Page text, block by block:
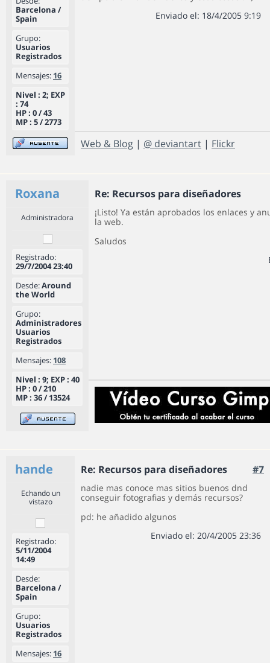
Barcelona /
Spain
Grupo:
Usuarios
Registrados
Mensajes: 16
Nivel : 2; EXP
: 74
HP : 0 / 43
MP : 5 / 2773
Enviado el: 18/4/2005 9:19
Web & Blog | @ deviantart | Flickr
Roxana Re: Recursos para diseñadores
Administradora
Registrado:
29/7/2004 23:40
Desde:Around
the World
Grupo:
Administradores
Usuarios
Registrados
Mensajes: 108
Nivel : 9; EXP : 40
HP : 0 / 210
MP : 36 / 13524
¡Listo! Ya están aprobados los enlaces y
la web.
Saludos
hande Re: Recursos para diseñadores #7
Echando un
vistazo
Registrado:
5/11/2004
14:49
Desde:
Barcelona /
Spain
Grupo:
Usuarios
Registrados
Mensajes: 16
nadie mas conoce mas sitios buenos dnd
conseguir fotografias y demás recursos?
pd: he añadido algunos
Enviado el: 20/4/2005 23:36